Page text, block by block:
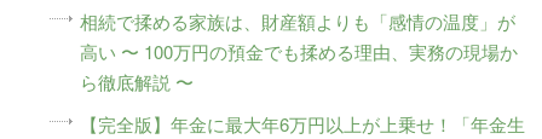
相続で揉める家族は、財産額よりも「感情の温度」が
高い 〜 100万円の預金でも揉める理由、実務の現場か
ら徹底解説 〜
【完全版】年金に最大年6万円以上が上乗せ！「年金生